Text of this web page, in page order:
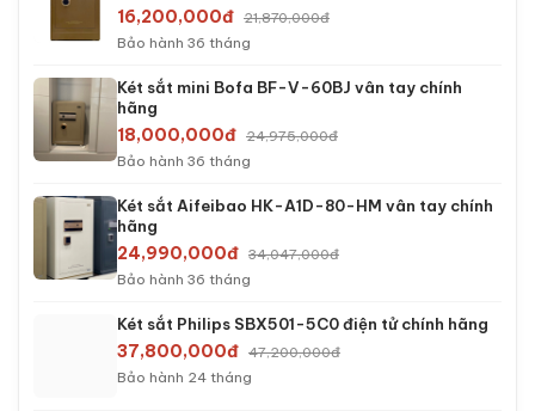
16,200,000đ 21,870,000đ
Bảo hành 36 tháng
Két sắt mini Bofa BF-V-60BJ vân tay chính
hãng
18,000,000đ 24,975,000đ
Bảo hành 36 tháng
Két sắt Aifeibao HK-A1D-80-HM vân tay chính
hãng
24,990,000đ 34,047,000đ
Bảo hành 36 tháng
Két sắt Philips SBX501-5C0 điện tử chính hãng
37,800,000đ 47,200,000đ
Bảo hành 24 tháng